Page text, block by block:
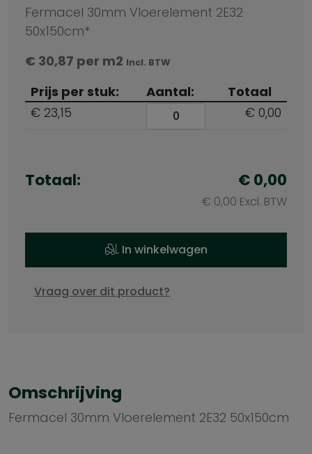
Fermacel 30mm Vloerelement 2E32
50x150cm*
€ 30,87 per m2 Incl. BTW
Prijs per stuk: Aantal:
Totaal
€ 23,15
€ 0,00
Totaal: €0,00
€ 0,00 Excl. BTW
In winkelwagen
Vraag over dit product?
Omschrijving
Fermacel 30mm Vloerelement 2E32 50x150cm